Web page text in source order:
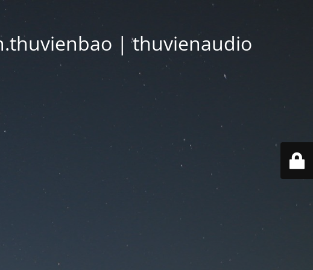
| thuvienaudio